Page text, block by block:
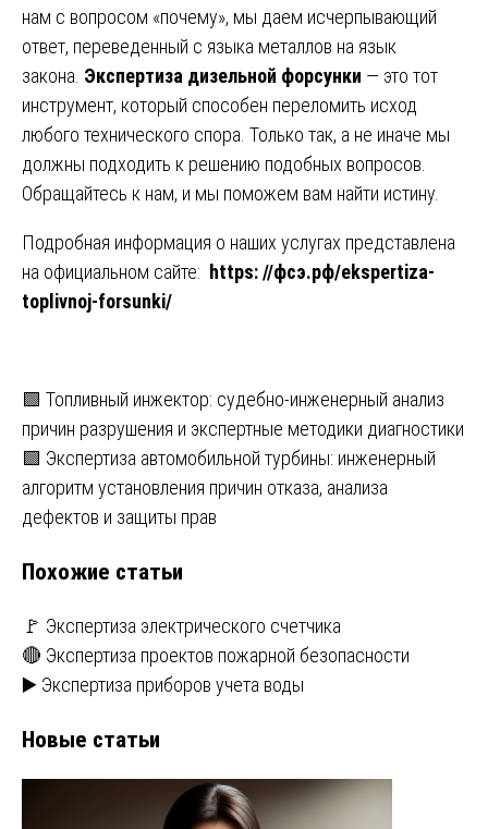
нам с вопросом «почему», мы даем исчерпывающий
ответ, переведенный с языка металлов на язык
закона. Экспертиза дизельной форсунки — это тот
инструмент, который способен переломить исход
любого технического спора. Только так, а не иначе мы
должны подходить к решению подобных вопросов.
Обращайтесь к нам, и мы поможем вам найти истину.
Подробная информация о наших услугах представлена
на официальном сайте: https: //фсэ.рф/ekspertiza-
toplivnoj-forsunki/
Навигация
по
записям
🟩 Топливный инжектор: судебно-инженерный анализ
причин разрушения и экспертные методики диагностики
🟩 Экспертиза автомобильной турбины: инженерный
алгоритм установления причин отказа, анализа
дефектов и защиты прав
Похожие статьи
🚩 Экспертиза электрического счетчика
🔴 Экспертиза проектов пожарной безопасности
▶️ Экспертиза приборов учета воды
Новые статьи